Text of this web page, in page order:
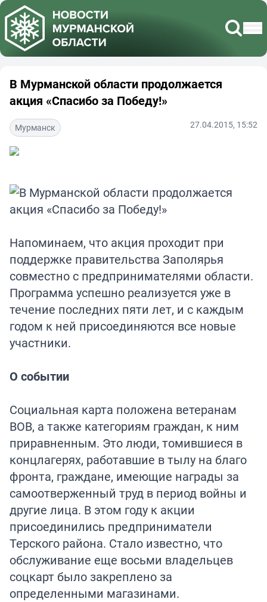
В Мурманской области продолжается
акция «Спасибо за Победу!»
Мурманск 27.04.2015, 15:52
Напоминаем, что акция проходит при
поддержке правительства Заполярья
совместно с предпринимателями области.
Программа успешно реализуется уже в
течение последних пяти лет, и с каждым
годом к ней присоединяются все новые
участники.
О событии
Социальная карта положена ветеранам
ВОВ, а также категориям граждан, к ним
приравненным. Это люди, томившиеся в
концлагерях, работавшие в тылу на благо
фронта, граждане, имеющие награды за
самоотверженный труд в период войны и
другие лица. В этом году к акции
присоединились предприниматели
Терского района. Стало известно, что
обслуживание еще восьми владельцев
соцкарт было закреплено за
определенными магазинами.